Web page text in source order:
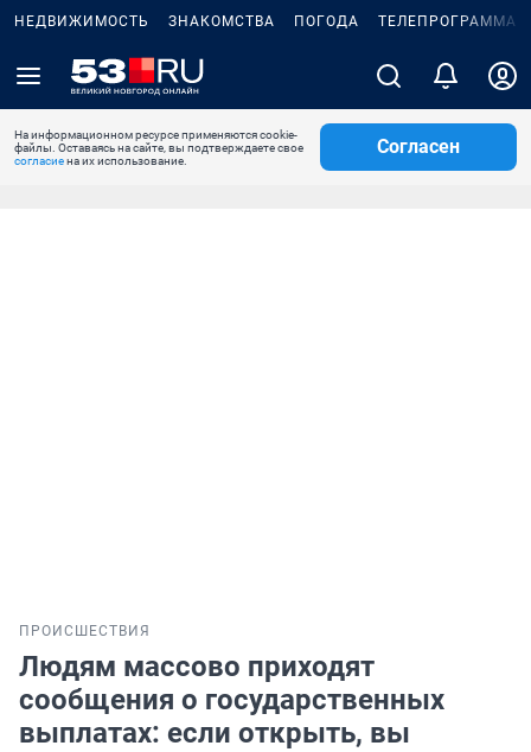
НЕДВИЖИМОСТЬ ЗНАКОМСТВА ПОГОДА ТЕЛЕПРОГРАММА
На информационном ресурсе применяются cookie-
файлы. Оставаясь на сайте, вы подтверждаете свое
согласиена их использование.
Согласен
ПРОИСШЕСТВИЯ
Людям массово приходят
сообщения о государственных
выплатах: если открыть, вы